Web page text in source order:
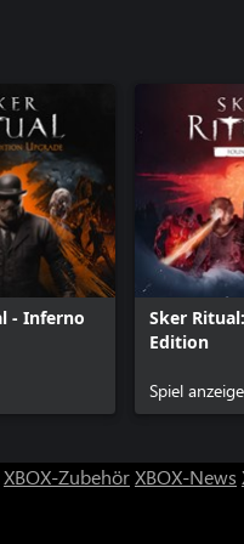
- Inferno
Sker
Edition
Spiel
XBOX-ZubehörXBOX-News